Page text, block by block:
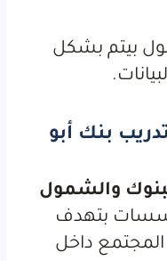
بيتم بشكل
بنك أبو
والشمول
بتهدف
داخل